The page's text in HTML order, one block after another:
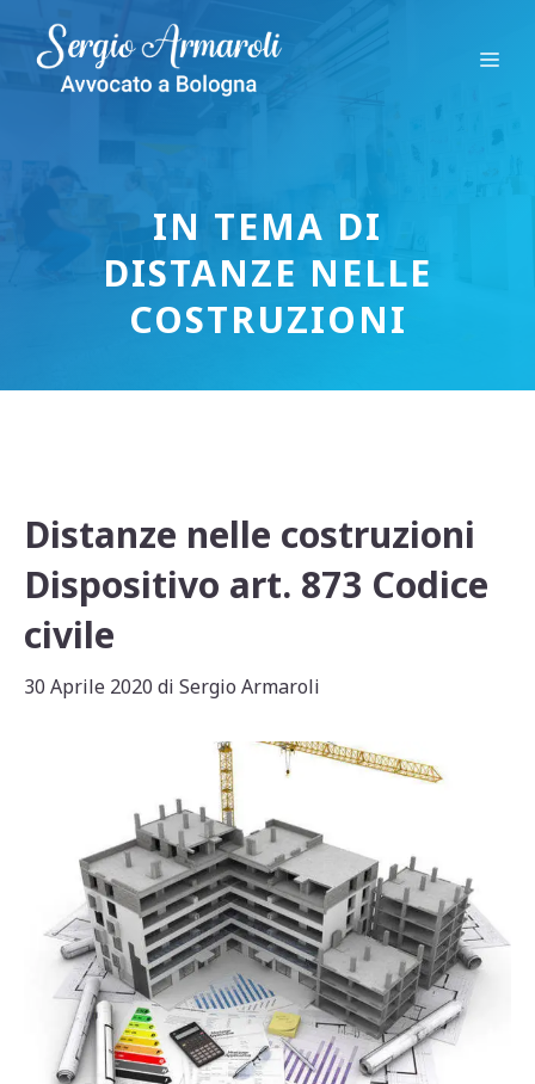
contenuto
IN TEMA DI
DISTANZE NELLE
COSTRUZIONI
Distanze nelle costruzioni
Dispositivo art. 873 Codice
civile
30 Aprile 2020 di Sergio Armaroli